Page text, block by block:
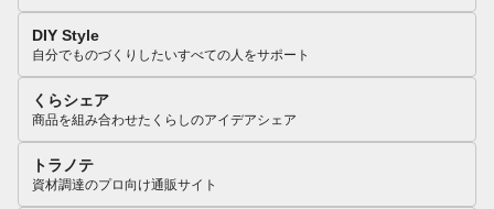
DIY Style
自分でものづくりしたいすべての人をサポート
くらシェア
商品を組み合わせたくらしのアイデアシェア
トラノテ
資材調達のプロ向け通販サイト